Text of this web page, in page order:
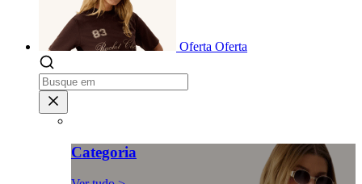
Oferta Oferta
Categoria